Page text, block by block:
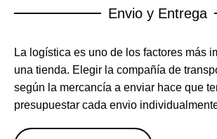
Envio y Entrega
La logística es uno de los factores más
una tienda. Elegir la compañía de
según la mercancía a enviar hace que
presupuestar cada envio